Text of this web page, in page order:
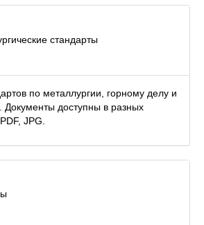
стандарты
по металлургии, горному делу и
доступны в разных
JPG.